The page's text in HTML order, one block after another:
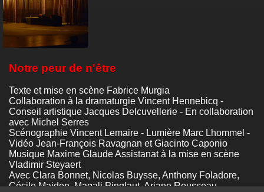
Notre peur de n'être
Texte et mise en scène Fabrice Murgia
Collaboration à la dramaturgie Vincent Hennebicq -
Conseil artistique Jacques Delcuvellerie - En collaboration
avec Michel Serres
Scénographie Vincent Lemaire - Lumière Marc Lhommel -
Vidéo Jean-François Ravagnan et Giacinto Caponio
Musique Maxime Glaude Assistanat à la mise en scène
Vladimir Steyaert
Avec Clara Bonnet, Nicolas Buysse, Anthony Foladore,
Cécile Maidon, Magali Pinglaut, Ariane Rousseau